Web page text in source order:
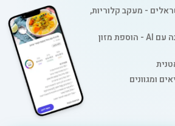
ישראלים - מעקב קלוריות,
סריקת ברקוד וצילום מנה עם AI - הוספת מזון